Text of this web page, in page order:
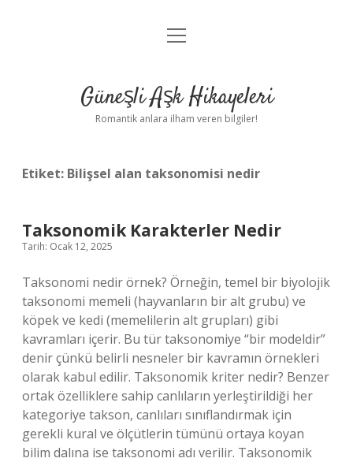
Anasayfa
Yasal Uyarı
menüyü
Güneşli Aşk Hikayeleri
Romantik anlara ilham veren bilgiler!
Etiket: Bilişsel alan taksonomisi nedir
Taksonomik Karakterler Nedir
Tarih: Ocak 12, 2025
Taksonomi nedir örnek? Örneğin, temel bir biyolojik
taksonomi memeli (hayvanların bir alt grubu) ve
köpek ve kedi (memelilerin alt grupları) gibi
kavramları içerir. Bu tür taksonomiye “bir modeldir”
denir çünkü belirli nesneler bir kavramın örnekleri
olarak kabul edilir. Taksonomik kriter nedir? Benzer
ortak özelliklere sahip canlıların yerleştirildiği her
kategoriye takson, canlıları sınıflandırmak için
gerekli kural ve ölçütlerin tümünü ortaya koyan
bilim dalına ise taksonomi adı verilir. Taksonomik